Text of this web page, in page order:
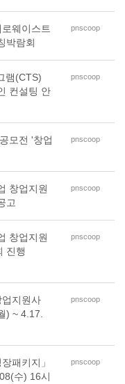
웨이스트
박람회
pnscoop
램(CTS)
컨설팅 안
pnscoop
모전 '창업
pnscoop
창업지원
고
pnscoop
창업지원
진행
pnscoop
지원사
) ~ 4.17.
pnscoop
패키지」
수) 16시
pnscoop